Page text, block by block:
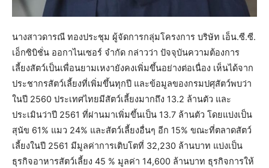
นางสาวดารณี ทองประชุม ผู้จัดการกลุ่มโครงการ บริษัท เอ็น.ซี.ซี.
เอ็กซิบิชั่น ออกาไนเซอร์ จำกัด กล่าวว่า ปัจจุบันความต้องการ
เลี้ยงสัตว์เป็นเพื่อนยามเหงายังคงเพิ่มขึ้นอย่างต่อเนื่อง เห็นได้จาก
ประชากรสัตว์เลี้ยงที่เพิ่มขึ้นทุกปี และข้อมูลของกรมปศุสัตว์พบว่า
ในปี 2560 ประเทศไทยมีสัตว์เลี้ยงมากถึง 13.2 ล้านตัว และ
ประเมินว่าปี 2561 ที่ผ่านมาเพิ่มขึ้นเป็น 13.7 ล้านตัว โดยแบ่งเป็น
สุนัข 61% แมว 24% และสัตว์เลี้ยงอื่นๆ อีก 15% ขณะที่ตลาดสัตว์
เลี้ยงในปี 2561 มีมูลค่าการเติบโตที่ 32,230 ล้านบาท แบ่งเป็น
ธุรกิจอาหารสัตว์เลี้ยง 45 % มูลค่า 14,600 ล้านบาท ธุรกิจการให้